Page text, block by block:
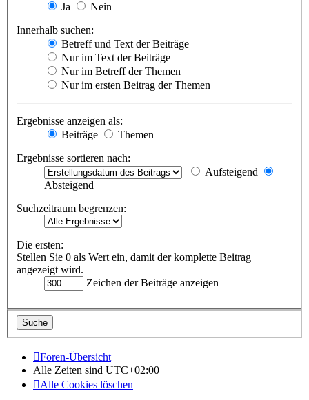
Ja
Nein
Innerhalb suchen:
Betreff und Text der Beiträge
Nur im Text der Beiträge
Nur im Betreff der Themen
Nur im ersten Beitrag der Themen
Ergebnisse anzeigen als:
Beiträge
Themen
Ergebnisse sortieren nach:
Aufsteigend
Absteigend
Suchzeitraum begrenzen:
Die ersten:
Stellen Sie 0 als Wert ein, damit der komplette Beitrag
angezeigt wird.
Zeichen der Beiträge anzeigen
Foren-Übersicht
Alle Zeiten sind UTC+02:00
Alle Cookies löschen